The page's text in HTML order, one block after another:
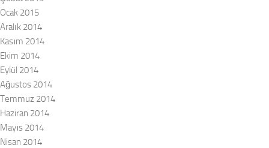
Ocak 2015
Aralık 2014
Kasım 2014
Ekim 2014
Eylül 2014
Ağustos 2014
Temmuz 2014
Haziran 2014
Mayıs 2014
Nisan 2014